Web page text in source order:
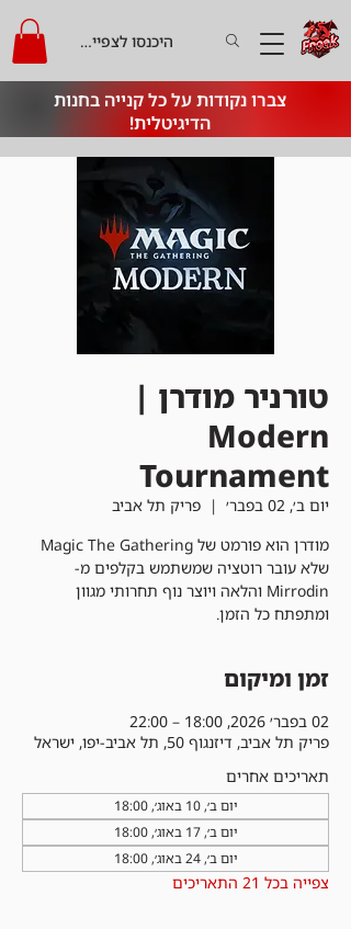
צברו נקודות על כל קנייה בחנות
הדיגיטלית!
היכנסו לצפייה בקרדיט
טורניר מודרן |
Modern
Tournament
יום ב׳, 02 בפבר׳
  |
פריק תל אביב
מודרן הוא פורמט של Magic The Gathering
שלא עובר רוטציה שמשתמש בקלפים מ-
Mirrodin והלאה ויוצר נוף תחרותי מגוון
ומתפתח כל הזמן.
זמן ומיקום
02 בפבר׳ 2026, 18:00 – 22:00
פריק תל אביב, דיזנגוף 50, תל אביב-יפו, ישראל
תאריכים אחרים
יום ב׳, 10 באוג׳, 18:00
יום ב׳, 17 באוג׳, 18:00
יום ב׳, 24 באוג׳, 18:00
צפייה בכל 21 התאריכים